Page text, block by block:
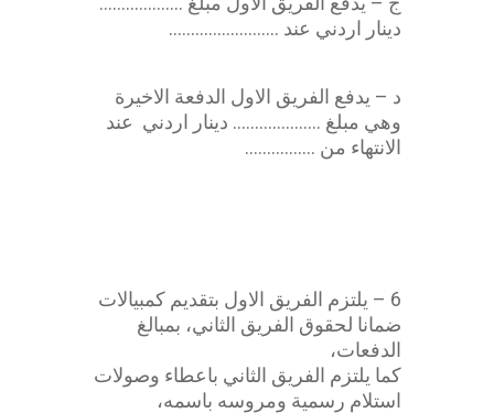
دينار اردني عند …………………….
د – يدفع الفريق الاول الدفعة الاخيرة
وهي مبلغ ……………….. دينار اردني عند
الانتهاء من …………….
6 – يلتزم الفريق الاول بتقديم كمبيالات
ضمانا لحقوق الفريق الثاني، بمبالغ
الدفعات،
كما يلتزم الفريق الثاني باعطاء وصولات
استلام رسمية ومروسه باسمه،